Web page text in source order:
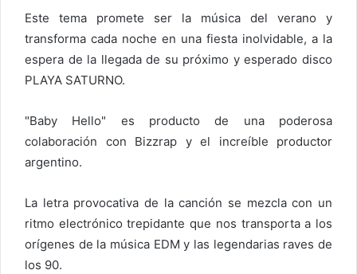
r
e
ó
n
i
Este tema promete ser la música del verano y
transforma cada noche en una fiesta inolvidable, a la
espera de la llegada de su próximo y esperado disco
PLAYA SATURNO.
"Baby Hello" es producto de una poderosa
colaboración con Bizzrap y el increíble productor
argentino.
La letra provocativa de la canción se mezcla con un
ritmo electrónico trepidante que nos transporta a los
orígenes de la música EDM y las legendarias raves de
los 90.